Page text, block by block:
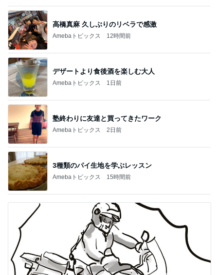
高橋真麻 久しぶりのリベラで感激
Amebaトピックス 12時間前
デザートより食後酒を楽しむ大人
Amebaトピックス 1日前
塾終わりに友達と買ってきたワーク
Amebaトピックス 2日前
3種類のパイ生地を学ぶレッスン
Amebaトピックス 15時間前